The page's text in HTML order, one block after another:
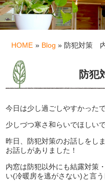
HOME » Blog » 防犯対策
防
今日は少し過ごしやすかった
少しづつ寒さ和らいでほしい
昨日、防犯対策のお話しをし
お話しがありました！
内窓は防犯以外にも結露対策
い(冷暖房を逃がさない)と言